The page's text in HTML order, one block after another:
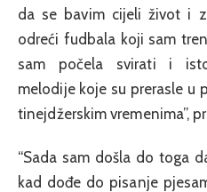
da se bavim cijeli život i
odreći fudbala koji sam
sam počela svirati i
melodije koje su prerasle u
tinejdžerskim vremenima”,
“Sada sam došla do toga
kad dođe do pisanje